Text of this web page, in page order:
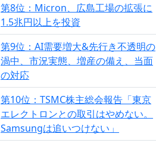
第8位：Micron、広島工場の拡張に
1.5兆円以上を投資
第9位：AI需要増大&先行き不透明の
渦中、市況実態、増産の備え、当面
の対応
第10位：TSMC株主総会報告「東京
エレクトロンとの取引はやめない。
Samsungは追いつけない」